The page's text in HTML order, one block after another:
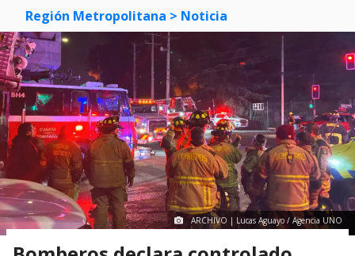
Región Metropolitana > Noticia
ARCHIVO | Lucas Aguayo / Agencia UNO